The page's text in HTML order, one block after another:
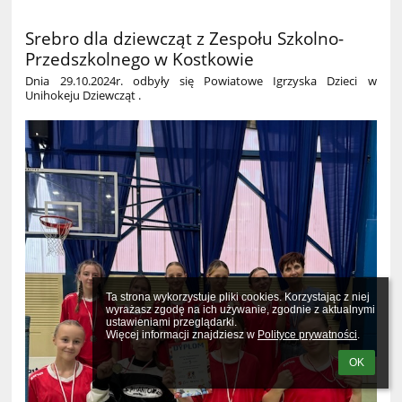
Ta strona wykorzystuje pliki cookies. Korzystając z niej
wyrażasz zgodę na ich używanie, zgodnie z aktualnymi
ustawieniami przeglądarki.
Więcej informacji znajdziesz w Polityce prywatności.
OK
Srebro dla dziewcząt z Zespołu Szkolno-
Przedszkolnego w Kostkowie
Dnia 29.10.2024r. odbyły się Powiatowe Igrzyska Dzieci w
Unihokeju Dziewcząt .